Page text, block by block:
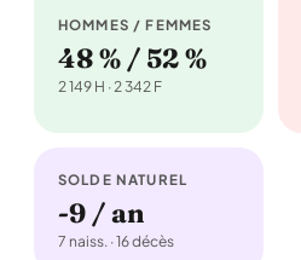
HOMMES / FEMMES
48 % / 52 %
2 149 H · 2 342 F
SOLDE NATUREL
-9 / an
7 naiss. · 16 décès